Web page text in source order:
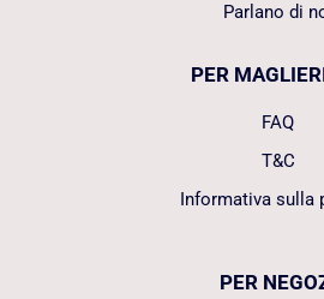
Parlano di
PER
FAQ
T&C
Informativa sulla
PER